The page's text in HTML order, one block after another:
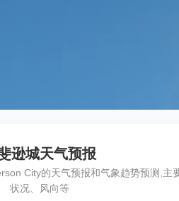
逊城天气预报
City的天气预报和气象趋势预测,主
状况、风向等